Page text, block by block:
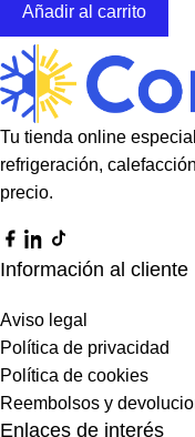
Añadir al carrito
Tu tienda online
refrigeración,
precio.
Información al cliente
Aviso legal
Política de privacidad
Política de cookies
Reembolsos y
Enlaces de interés